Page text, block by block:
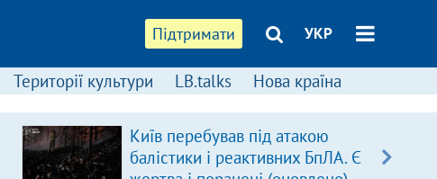
Підтримати УКР
Території культури LB.talks Нова країна
Київ перебував під атакою
балістики і реактивних БпЛА. Є